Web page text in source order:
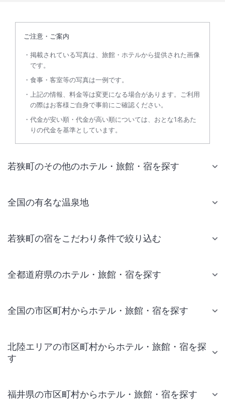
ご注意・ご案内
掲載されている写真は、旅館・ホテルから提供された画像
です。
食事・客室等の写真は一例です。
上記の情報、料金等は変更になる場合があります。ご利用
の際はお客様ご自身で事前にご確認ください。
代金が安い順・代金が高い順については、おとな1名あた
りの代金を基準としています。
若狭町のその他のホテル・旅館・宿を探す
全国の有名な温泉地
若狭町の宿をこだわり条件で絞り込む
全都道府県のホテル・旅館・宿を探す
全国の市区町村からホテル・旅館・宿を探す
北陸エリアの市区町村からホテル・旅館・宿を探
す
福井県の市区町村からホテル・旅館・宿を探す